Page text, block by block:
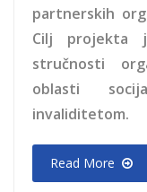
partnerskih
Cilj projekta
stručnosti
oblasti
invaliditetom.
Read More